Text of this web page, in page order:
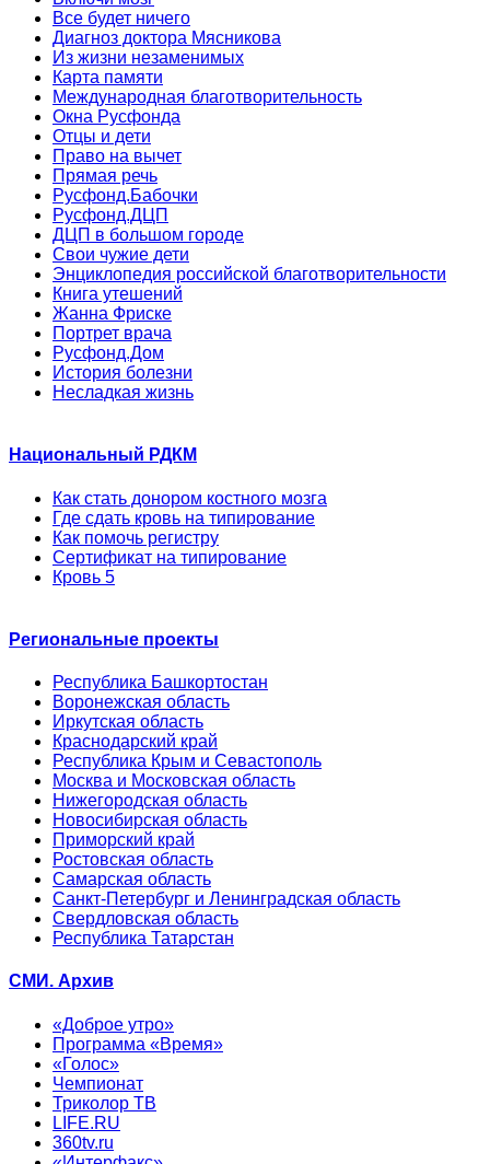
Все будет ничего
Диагноз доктора Мясникова
Из жизни незаменимых
Карта памяти
Международная благотворительность
Окна Русфонда
Отцы и дети
Право на вычет
Прямая речь
Русфонд.Бабочки
Русфонд.ДЦП
ДЦП в большом городе
Свои чужие дети
Энциклопедия российской благотворительности
Книга утешений
Жанна Фриске
Портрет врача
Русфонд.Дом
История болезни
Несладкая жизнь
Национальный РДКМ
Как стать донором костного мозга
Где сдать кровь на типирование
Как помочь регистру
Сертификат на типирование
Кровь 5
Региональные проекты
Республика Башкортостан
Воронежская область
Иркутская область
Краснодарский край
Республика Крым и Севастополь
Москва и Московская область
Нижегородская область
Новосибирская область
Приморский край
Ростовская область
Самарская область
Санкт-Петербург и Ленинградская область
Свердловская область
Республика Татарстан
СМИ. Архив
«Доброе утро»
Программа «Время»
«Голос»
Чемпионат
Триколор ТВ
LIFE.RU
360tv.ru